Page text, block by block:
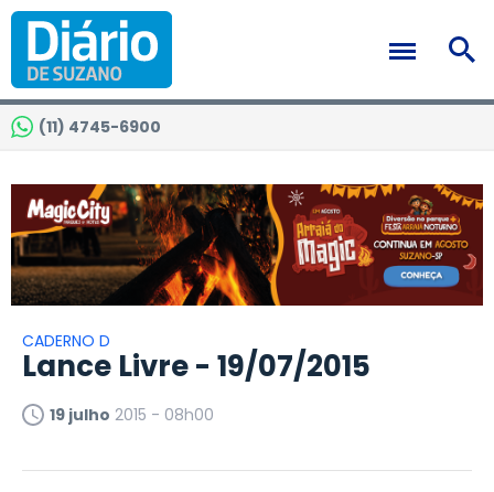
(11) 4745-6900
CADERNO D
Lance Livre - 19/07/2015
19 julho 2015 - 08h00